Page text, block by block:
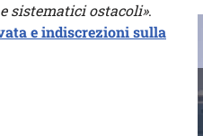
sistematici ostacoli».
e indiscrezioni sulla